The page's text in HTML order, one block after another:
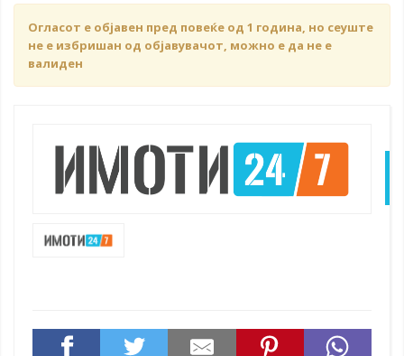
Огласот е објавен пред повеќе од 1 година, но сеуште
не е избришан од објавувачот, можно е да не е
валиден